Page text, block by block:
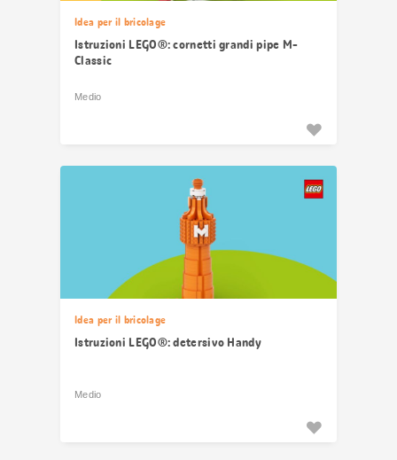
Idea per il bricolage
Istruzioni LEGO®: cornetti grandi pipe M-
Classic
Medio
Idea per il bricolage
Istruzioni LEGO®: detersivo Handy
Medio